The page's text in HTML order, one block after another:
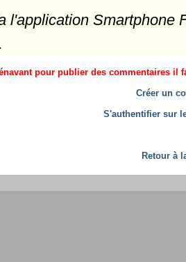
l'application Smartphone
pour publier des commentaires il
Créer un
S'authentifier sur
Retour à